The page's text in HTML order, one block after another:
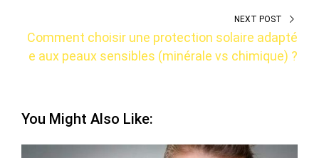
NEXT POST
Comment choisir une protection solaire adapté
e aux peaux sensibles (minérale vs chimique) ?
You Might Also Like: